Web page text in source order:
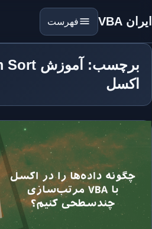
ایران VBA فهرست
اکسل